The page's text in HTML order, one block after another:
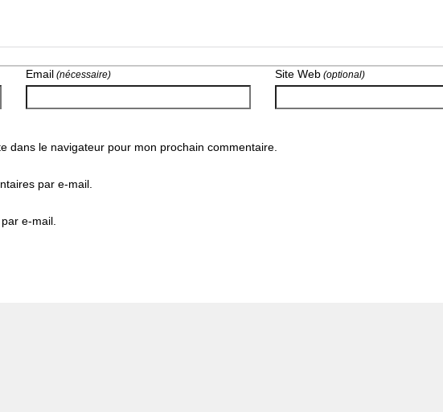
Email (nécessaire) Site Web(optional)
dans le navigateur pour mon prochain commentaire.
par e-mail.
e-mail.